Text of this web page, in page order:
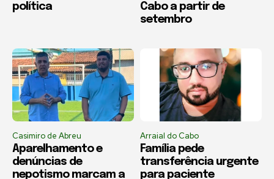
política
Cabo a partir de
setembro
Casimiro de Abreu
Aparelhamento e
denúncias de
nepotismo marcam a
Arraial do Cabo
Família pede
transferência urgente
para paciente